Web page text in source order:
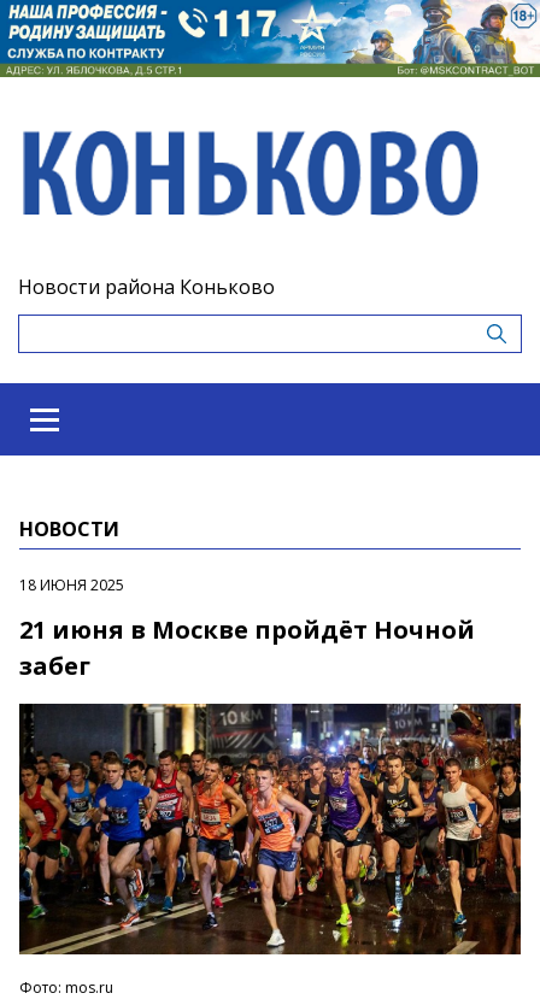
Новости района Коньково
НОВОСТИ
18 ИЮНЯ 2025
21 июня в Москве пройдёт Ночной
забег
Фото: mos.ru